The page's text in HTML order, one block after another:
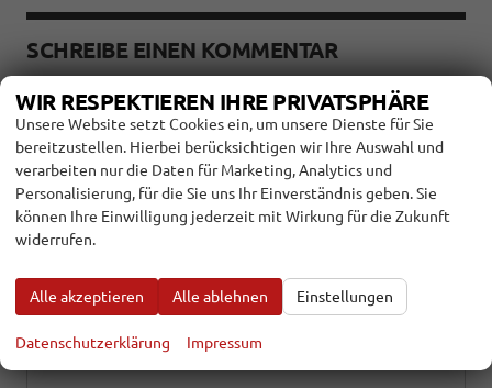
SCHREIBE EINEN KOMMENTAR
Bewerten Sie den Eintrag
E-Mail
WIR RESPEKTIEREN IHRE PRIVATSPHÄRE
Unsere Website setzt Cookies ein, um unsere Dienste für Sie
bereitzustellen. Hierbei berücksichtigen wir Ihre Auswahl und
verarbeiten nur die Daten für Marketing, Analytics und
Personalisierung, für die Sie uns Ihr Einverständnis geben. Sie
können Ihre Einwilligung jederzeit mit Wirkung für die Zukunft
widerrufen.
Alle akzeptieren Alle ablehnen Einstellungen
Datenschutzerklärung Impressum